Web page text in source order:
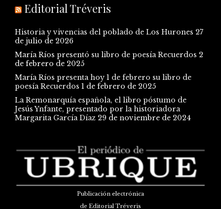
Editorial Tréveris
Historia y vivencias del poblado de Los Hurones 27
de julio de 2026
María Ríos presentó su libro de poesía Recuerdos 2
de febrero de 2025
María Ríos presenta hoy 1 de febrero su libro de
poesía Recuerdos 1 de febrero de 2025
La Remonarquía española, el libro póstumo de
Jesús Ynfante, presentado por la historiadora
Margarita García Díaz 29 de noviembre de 2024
Publicación electrónica
de Editorial Tréveris